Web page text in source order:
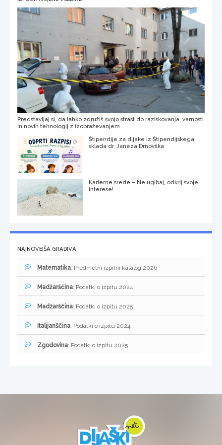
Predstavljaj si, da lahko združiš svojo strast do raziskovanja, varnosti
in novih tehnologij z izobraževanjem
Štipendije za dijake iz Štipendijskega
sklada dr. Janeza Drnovška
Karierne srede – Ne ugibaj, odkrij svoje
interese!
NAJNOVEJŠA GRADIVA
Matematika: Predmetni izpitni katalog 2026
Madžarščina: Podatki o izpitu 2024
Madžarščina: Podatki o izpitu 2025
Italijanščina: Podatki o izpitu 2024
Zgodovina: Podatki o izpitu 2025